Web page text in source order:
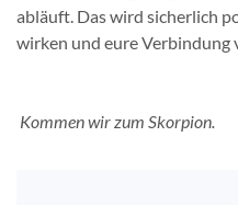
abläuft. Das wird sicherlich
wirken und eure Verbindung
Kommen wir zum Skorpion.